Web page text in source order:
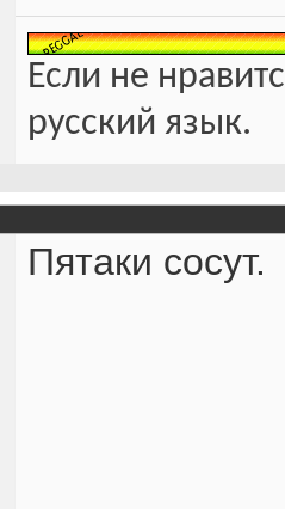
Если не
русский язык.
Пятаки сосут.